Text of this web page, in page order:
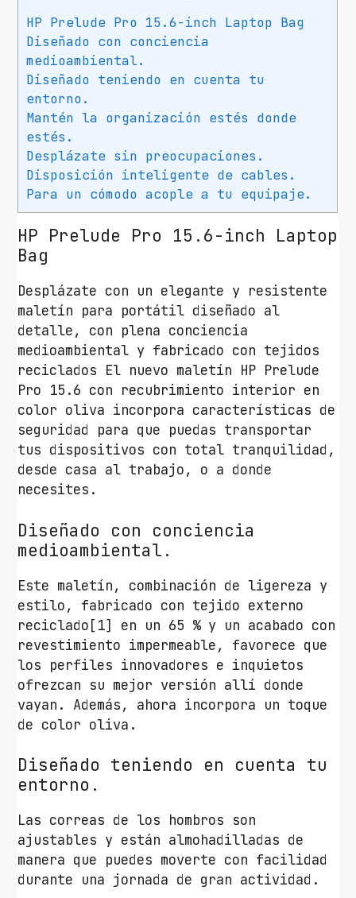
o
p
a
a
P
o
r
t
á
t
i
l
e
s
a
s
a
1
5
.
6
"
/
G
i
s
a
n
t
i
HP Prelude Pro 15.6-inch Laptop Bag
Diseñado con conciencia
medioambiental.
Diseñado teniendo en cuenta tu
entorno.
Mantén la organización estés donde
estés.
Desplázate sin preocupaciones.
Disposición inteligente de cables.
Para un cómodo acople a tu equipaje.
HP Prelude Pro 15.6-inch Laptop
Bag
Desplázate con un elegante y resistente
maletín para portátil diseñado al
detalle, con plena conciencia
medioambiental y fabricado con tejidos
reciclados El nuevo maletín HP Prelude
Pro 15.6 con recubrimiento interior en
color oliva incorpora características de
seguridad para que puedas transportar
tus dispositivos con total tranquilidad,
desde casa al trabajo, o a donde
necesites.
Diseñado con conciencia
medioambiental.
Este maletín, combinación de ligereza y
estilo, fabricado con tejido externo
reciclado[1] en un 65 % y un acabado con
revestimiento impermeable, favorece que
los perfiles innovadores e inquietos
ofrezcan su mejor versión allí donde
vayan. Además, ahora incorpora un toque
de color oliva.
Diseñado teniendo en cuenta tu
entorno.
Las correas de los hombros son
ajustables y están almohadilladas de
manera que puedes moverte con facilidad
durante una jornada de gran actividad.